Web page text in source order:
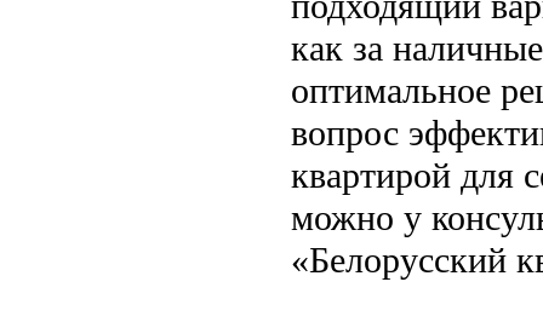
как за
оптимальное
вопрос
квартирой для
можно у
«Белорусский